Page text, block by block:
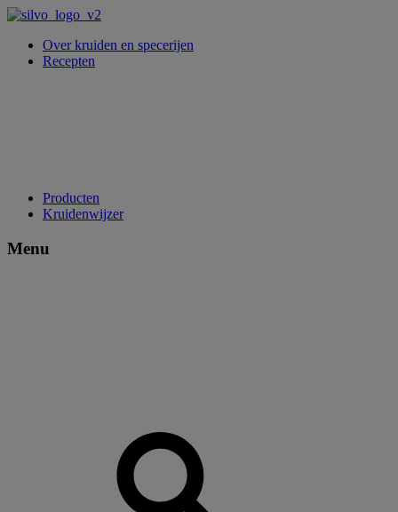
Over kruiden en specerijen
Recepten
Producten
Kruidenwijzer
Menu